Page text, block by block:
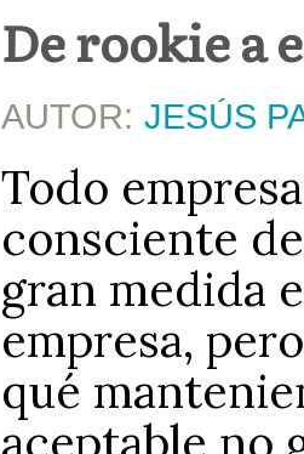
De rookie a
AUTOR: JESÚS
Todo
consciente
gran medida
empresa,
qué
aceptable no